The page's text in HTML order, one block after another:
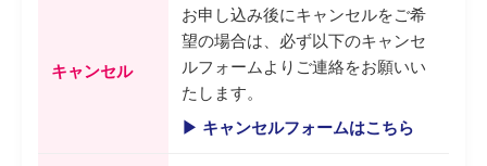
キャンセル
お申し込み後にキャンセルをご希
望の場合は、必ず以下のキャンセ
ルフォームよりご連絡をお願いい
たします。
▶ キャンセルフォームはこちら